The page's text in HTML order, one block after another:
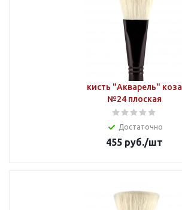
кисть "Акварель" коза
№24 плоская
Достаточно
455 руб./шт